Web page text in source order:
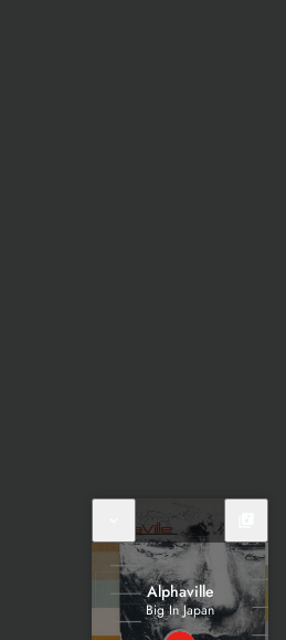
Alphaville
Big In Japan